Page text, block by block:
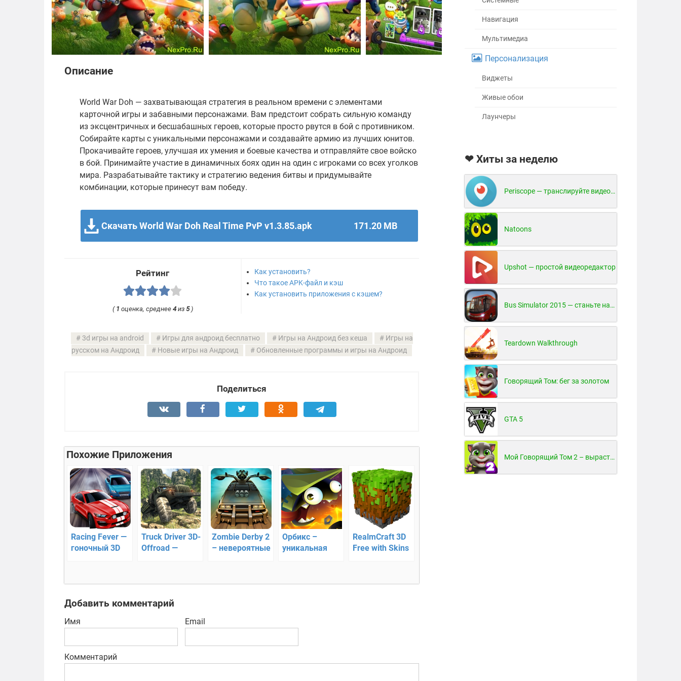
Описание
World War Doh — захватывающая стратегия в реальном времени с элементами
карточной игры и забавными персонажами. Вам предстоит собрать сильную команду
из эксцентричных и бесшабашных героев, которые просто рвутся в бой с противником.
Собирайте карты с уникальными персонажами и создавайте армию из лучших юнитов.
Прокачивайте героев, улучшая их умения и боевые качества и отправляйте свое войско
в бой. Принимайте участие в динамичных боях один на один с игроками со всех уголков
мира. Разрабатывайте тактику и стратегию ведения битвы и придумывайте
комбинации, которые принесут вам победу.
Скачать World War Doh Real Time PvP v1.3.85.apk 171.20 MB
Рейтинг
( 1 оценка, среднее 4из 5)
Как установить?
Что такое APK-файл и кэш
Как установить приложения с кэшем?
3d игры на android Игры для андроид бесплатно Игры на Андроид без кеша
Игры на
русском на Андроид
Новые игры на Андроид Обновленные программы и игры на Андроид
Поделиться
Похожие Приложения
Racing Fever —
гоночный 3D
Truck Driver 3D-
Offroad —
Zombie Derby 2
– невероятные
Орбикс –
уникальная
RealmCraft 3D
Free with Skins
Добавить комментарий
Имя Email
Комментарий
Навигация
Мультимедиа
Персонализация
Виджеты
Живые обои
Лаунчеры
❤ Хиты за неделю
Periscope — транслируйте видео в реальном времени!
Natoons
Upshot — простой видеоредактор
Bus Simulator 2015 — станьте настоящим водителем автобуса!
Teardown Walkthrough
Говорящий Том: бег за золотом
GTA 5
Мой Говорящий Том 2 – вырасти и воспитай своего котенка